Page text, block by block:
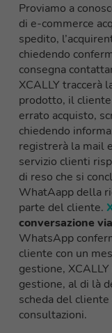
Proviamo a
di e-commerce
spedito,
chiedendo
consegna
XCALLY traccerà
prodotto, il
errato acquisto,
chiedendo
registrerà la mail
servizio clienti
di reso che si
WhatAapp della
parte del cliente.
conversazione
WhatsApp
cliente con un
gestione, XCALLY
gestione, al di là
scheda del
consultazioni.